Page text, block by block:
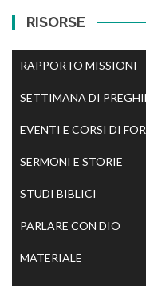
RISORSE
RAPPORTO MISSIONI
SETTIMANA DI
EVENTI E CORSI DI
SERMONI E STORIE
STUDI BIBLICI
PARLARE CON DIO
MATERIALE